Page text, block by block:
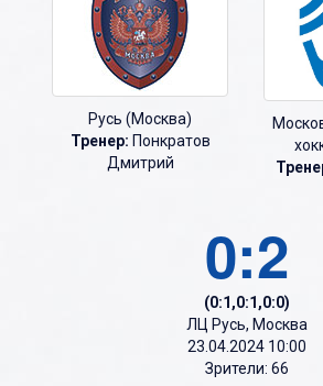
Русь (Москва)
Тренер: Понкратов
Дмитрий
0:2
(0:1,0:1,0:0)
ЛЦ Русь, Москва
23.04.2024 10:00
Зрители: 66